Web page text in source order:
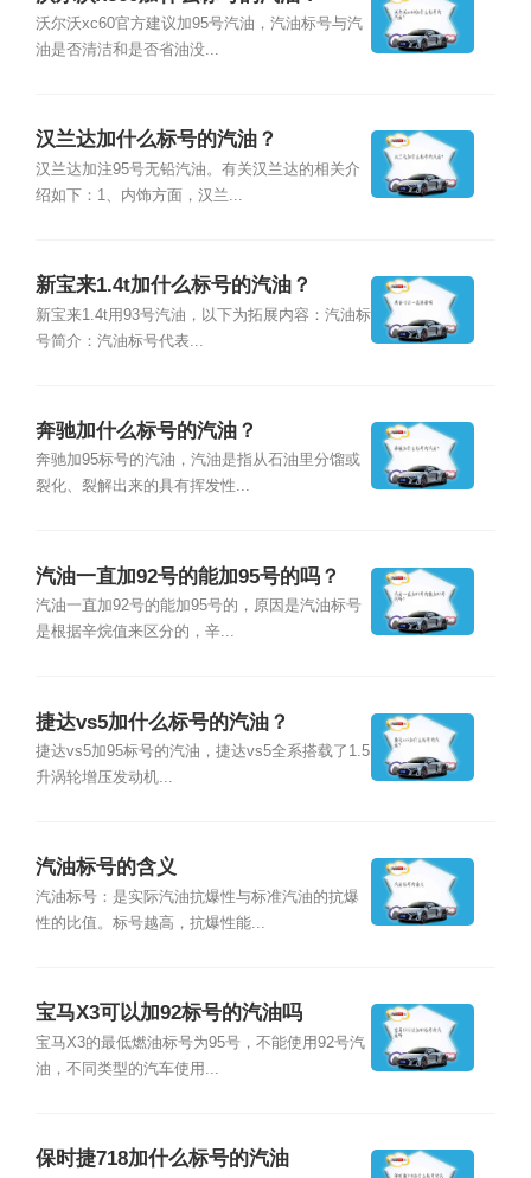
沃尔沃xc60官方建议加95号汽油，汽油标号与汽
油是否清洁和是否省油没...
汉兰达加什么标号的汽油？
汉兰达加注95号无铅汽油。有关汉兰达的相关介
绍如下：1、内饰方面，汉兰...
新宝来1.4t加什么标号的汽油？
新宝来1.4t用93号汽油，以下为拓展内容：汽油标
号简介：汽油标号代表...
奔驰加什么标号的汽油？
奔驰加95标号的汽油，汽油是指从石油里分馏或
裂化、裂解出来的具有挥发性...
汽油一直加92号的能加95号的吗？
汽油一直加92号的能加95号的，原因是汽油标号
是根据辛烷值来区分的，辛...
捷达vs5加什么标号的汽油？
捷达vs5加95标号的汽油，捷达vs5全系搭载了1.5
升涡轮增压发动机...
汽油标号的含义
汽油标号：是实际汽油抗爆性与标准汽油的抗爆
性的比值。标号越高，抗爆性能...
宝马X3可以加92标号的汽油吗
宝马X3的最低燃油标号为95号，不能使用92号汽
油，不同类型的汽车使用...
保时捷718加什么标号的汽油